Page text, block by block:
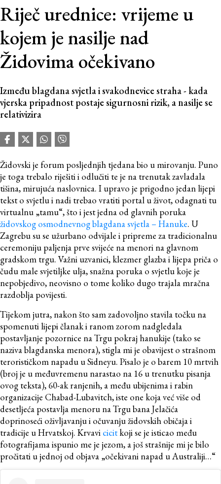
Riječ urednice: vrijeme u
kojem je nasilje nad
Židovima očekivano
Između blagdana svjetla i svakodnevice straha - kada
vjerska pripadnost postaje sigurnosni rizik, a nasilje se
relativizira
Židovski je forum posljednjih tjedana bio u mirovanju. Puno
je toga trebalo riješiti i odlučiti te je na trenutak zavladala
tišina, mirujuća naslovnica. I upravo je prigodno jedan lijepi
tekst o svjetlu i nadi trebao vratiti portal u život, odagnati tu
virtualnu „tamu“, što i jest jedna od glavnih poruka
židovskog osmodnevnog blagdana svjetla – Hanuke. U
Zagrebu su se užurbano odvijale i pripreme za tradicionalnu
ceremoniju paljenja prve svijeće na menori na glavnom
gradskom trgu. Važni uzvanici, klezmer glazba i lijepa priča o
čudu male svjetiljke ulja, snažna poruka o svjetlu koje je
nepobjedivo, neovisno o tome koliko dugo trajala mračna
razdoblja povijesti.
Tijekom jutra, nakon što sam zadovoljno stavila točku na
spomenuti lijepi članak i ranom zorom nadgledala
postavljanje pozornice na Trgu pokraj hanukije (tako se
naziva blagdanska menora), stigla mi je obavijest o strašnom
terorističkom napadu u Sidneyu. Pisalo je o barem 10 mrtvih
(broj je u međuvremenu narastao na 16 u trenutku pisanja
ovog teksta), 60-ak ranjenih, a među ubijenima i rabin
organizacije Chabad-Lubavitch, iste one koja već više od
desetljeća postavlja menoru na Trgu bana Jelačića
doprinoseći oživljavanju i očuvanju židovskih običaja i
tradicije u Hrvatskoj. Krvavi cicitkoji se je isticao među
fotografijama ispunio me je jezom, a još strašnije mi je bilo
pročitati u jednoj od objava „očekivani napad u Australiji…“